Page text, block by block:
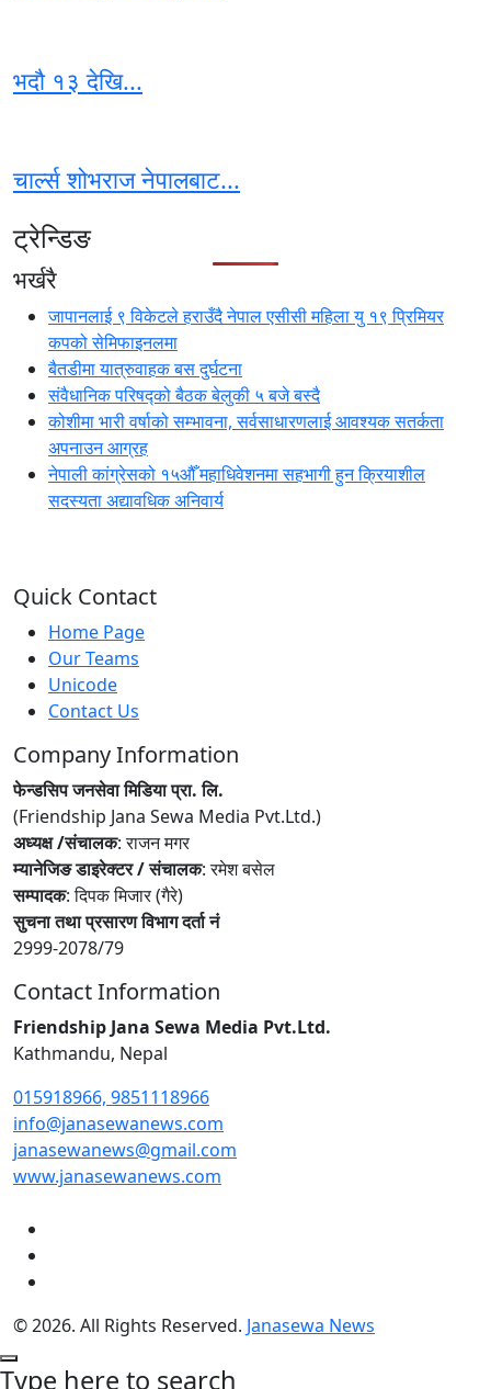
भदौ १३ देखि...
चार्ल्स शोभराज नेपालबाट...
ट्रेन्डिङ
भर्खरै
जापानलाई ९ विकेटले हराउँदै नेपाल एसीसी महिला यु १९ प्रिमियर
कपको सेमिफाइनलमा
बैतडीमा यात्रुवाहक बस दुर्घटना
संवैधानिक परिषद्को बैठक बेलुकी ५ बजे बस्दै
कोशीमा भारी वर्षाको सम्भावना, सर्वसाधारणलाई आवश्यक सतर्कता
अपनाउन आग्रह
नेपाली कांग्रेसको १५औँ महाधिवेशनमा सहभागी हुन क्रियाशील
सदस्यता अद्यावधिक अनिवार्य
Quick Contact
Home Page
Our Teams
Unicode
Contact Us
Company Information
फेन्डसिप जनसेवा मिडिया प्रा. लि.
(Friendship Jana Sewa Media Pvt.Ltd.)
अध्यक्ष /संचालक: राजन मगर
म्यानेजिङ डाइरेक्टर / संचालक: रमेश बसेल
सम्पादक: दिपक मिजार (गैरे)
सुचना तथा प्रसारण विभाग दर्ता नं
2999-2078/79
Contact Information
Friendship Jana Sewa Media Pvt.Ltd.
Kathmandu, Nepal
015918966, 9851118966
info@janasewanews.com
janasewanews@gmail.com
www.janasewanews.com
© 2026. All Rights Reserved. Janasewa News
Type here to search